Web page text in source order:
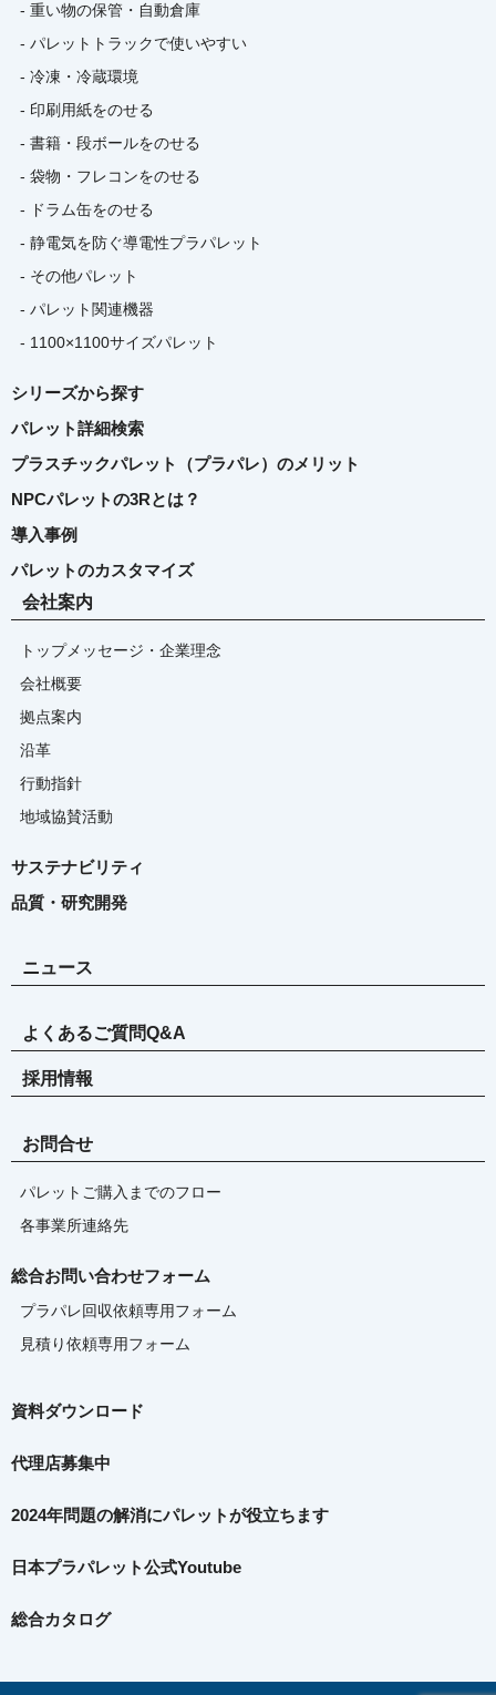
- 重い物の保管・自動倉庫
- パレットトラックで使いやすい
- 冷凍・冷蔵環境
- 印刷用紙をのせる
- 書籍・段ボールをのせる
- 袋物・フレコンをのせる
- ドラム缶をのせる
- 静電気を防ぐ導電性プラパレット
- その他パレット
- パレット関連機器
- 1100×1100サイズパレット
シリーズから探す
パレット詳細検索
プラスチックパレット（プラパレ）のメリット
NPCパレットの3Rとは？
導入事例
パレットのカスタマイズ
会社案内
トップメッセージ・企業理念
会社概要
拠点案内
沿革
行動指針
地域協賛活動
サステナビリティ
品質・研究開発
ニュース
よくあるご質問Q&A
採用情報
お問合せ
パレットご購入までのフロー
各事業所連絡先
総合お問い合わせフォーム
プラパレ回収依頼専用フォーム
見積り依頼専用フォーム
資料ダウンロード
代理店募集中
2024年問題の解消にパレットが役立ちます
日本プラパレット公式Youtube
総合カタログ